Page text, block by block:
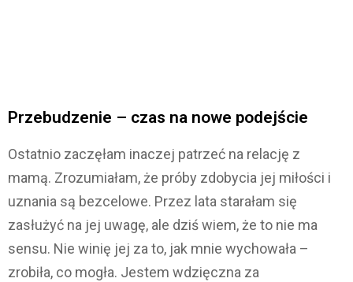
Przebudzenie – czas na nowe podejście
Ostatnio zaczęłam inaczej patrzeć na relację z
mamą. Zrozumiałam, że próby zdobycia jej miłości i
uznania są bezcelowe. Przez lata starałam się
zasłużyć na jej uwagę, ale dziś wiem, że to nie ma
sensu. Nie winię jej za to, jak mnie wychowała –
zrobiła, co mogła. Jestem wdzięczna za